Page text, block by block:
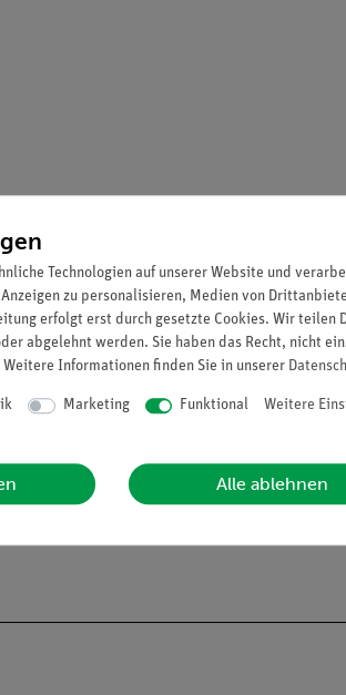
Hafttafel.
Technologien auf unserer Website und
zu personalisieren, Medien von
erfolgt erst durch gesetzte Cookies. Wir
abgelehnt werden. Sie haben das Recht, nicht
Informationen finden Sie in unserer
Marketing Funktional Weitere
Alle ablehnen